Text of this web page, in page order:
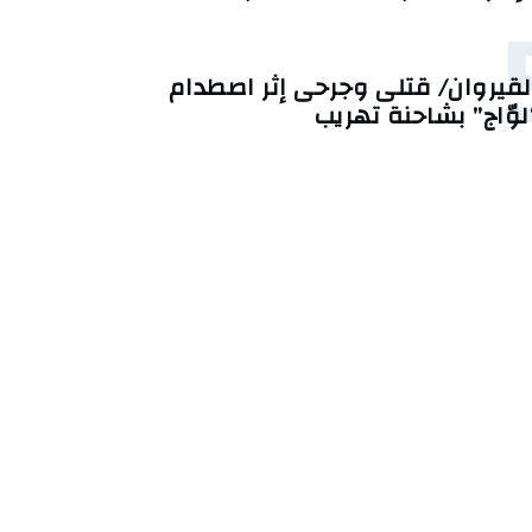
قتلى وجرحى إثر اصطدام
بشاحنة تهريب